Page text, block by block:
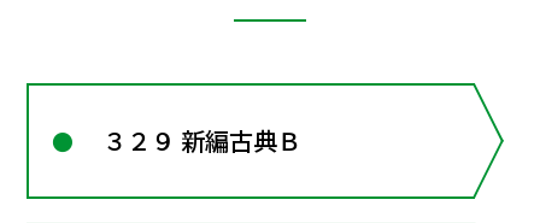
３２９ 新編古典Ｂ